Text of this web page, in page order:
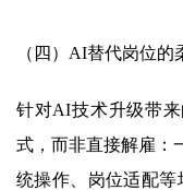
（四）AI替代岗位
针对AI技术升级带
式，而非直接解雇：
统操作、岗位适配等